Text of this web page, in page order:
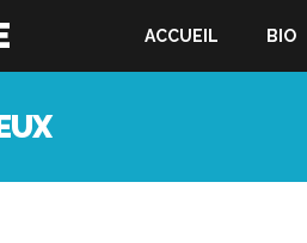
ACCUEIL BIO